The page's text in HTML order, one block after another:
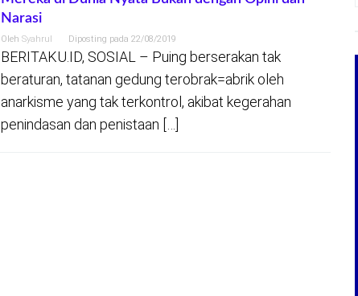
Narasi
Oleh Syahrul Diposting pada 22/08/2019
BERITAKU.ID, SOSIAL – Puing berserakan tak
beraturan, tatanan gedung terobrak=abrik oleh
anarkisme yang tak terkontrol, akibat kegerahan
penindasan dan penistaan […]